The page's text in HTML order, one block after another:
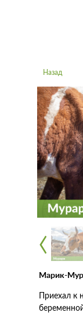
Приехал к
Назад
Марик-
‹
‹